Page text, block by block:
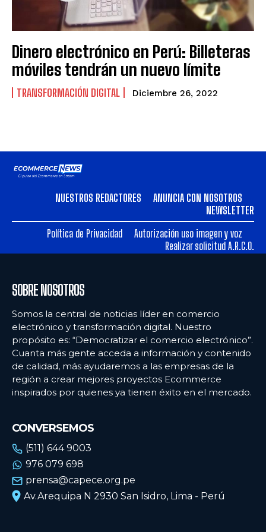
VENEZUELA
VENEZUELA
Dinero electrónico en Perú: Billeteras
móviles tendrán un nuevo límite
TRANSFORMACIÓN DIGITAL Diciembre 26, 2022
NUESTROS REDACTORES
ANUNCIA CON NOSOTROS
NEWSLETTER
Política de Privacidad
Autorización uso imagen y voz
Realizar solicitud A.R.C.O.
SOBRE NOSOTROS
Somos la central de noticias líder en comercio
electrónico y transformación digital. Nuestro
propósito es: “Democratizar el comercio electrónico”.
Cuanta más gente acceda a información y contenido
de calidad, más ayudaremos a las empresas de la
región a crear mejores proyectos Ecommerce
inspirados por quienes ya tienen éxito en el mercado.
CONVERSEMOS
(511) 644 9003
976 079 698
prensa@capece.org.pe
Av.Arequipa N 2930 San Isidro, Lima - Perú